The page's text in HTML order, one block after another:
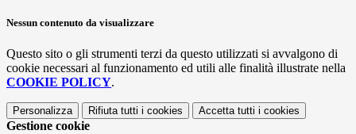
Nessun contenuto da visualizzare
Questo sito o gli strumenti terzi da questo utilizzati si avvalgono di
cookie necessari al funzionamento ed utili alle finalità illustrate nella
COOKIE POLICY.
Personalizza Rifiuta tutti i cookies Accetta tutti i cookies
Gestione cookie